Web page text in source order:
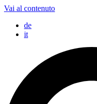
Vai al contenuto
de
it